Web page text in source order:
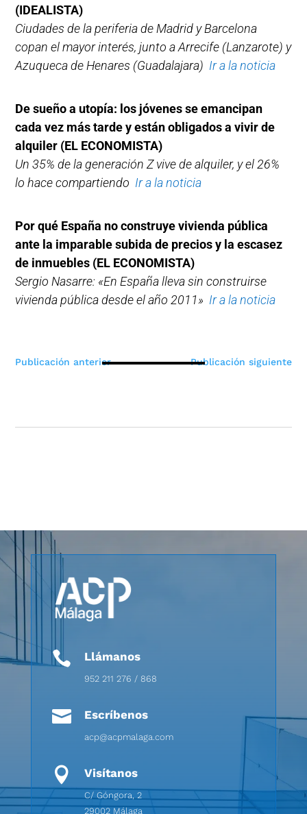
(IDEALISTA)
Ciudades de la periferia de Madrid y Barcelona
copan el mayor interés, junto a Arrecife (Lanzarote) y
Azuqueca de Henares (Guadalajara) Ir a la noticia
De sueño a utopía: los jóvenes se emancipan
cada vez más tarde y están obligados a vivir de
alquiler (EL ECONOMISTA)
Un 35% de la generación Z vive de alquiler, y el 26%
lo hace compartiendo Ir a la noticia
Por qué España no construye vivienda pública
ante la imparable subida de precios y la escasez
de inmuebles (EL ECONOMISTA)
Sergio Nasarre: «En España lleva sin construirse
vivienda pública desde el año 2011» Ir a la noticia
Navegación
Publicación anterior Publicación siguiente
 Llámanos
952 211 276 / 868
 Escríbenos
acp@acpmalaga.com
 Visítanos
C/ Góngora, 2
29002 Málaga